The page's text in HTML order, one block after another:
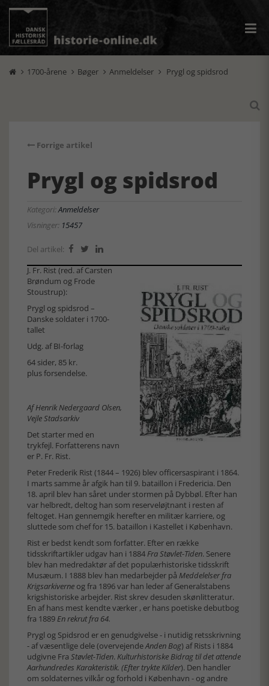
 1700-årene  Bøger  Anmeldelser  Prygl og spidsrod

Forrige artikel
Prygl og spidsrod
Kategori:Anmeldelser
Visninger: 15457
Del artikel:   
J. Fr. Rist (red. af Carsten
Brøndum og Frode
Stoustrup):
Prygl og spidsrod –
Danske soldater i 1700-
tallet
Udg. af BI-forlag
64 sider, 85 kr.
plus forsendelse.
Af Henrik Nedergaard Olsen,
Vejle Stadsarkiv
Det starter med en
trykfejl. Forfatterens navn
er P. Fr. Rist.
Peter Frederik Rist (1844 – 1926) blev officersaspirant i 1864.
I marts samme år afgik han til 9. bataillon i Fredericia. Den
18. april blev han såret under stormen på Dybbøl. Efter han
var helbredt, deltog han som reserveløjtnant i resten af
feltoget. Han gennemgik herefter en militær karriere, og
sluttede som chef for 15. bataillon i Kastellet i København.
Rist er bedst kendt som forfatter. Efter en række
tidsskriftartikler udgav han i 1884Fra Støvlet-Tiden. Senere
blev han medredaktør af det populærhistoriske tidsskrift
Musæum. I 1888 blev han medarbejder på Meddelelser fra
Krigsarkiverne og fra 1896 var han leder af Generalstabens
krigshistoriske arbejder. Rist skrev desuden skønlitteratur.
En af hans mest kendte værker , er hans poetiske debutbog
fra 1889En rekrut fra 64.
Prygl og Spidsrod er en genudgivelse - i nutidig retsskrivning
- af væsentlige dele (overvejendeAnden Bog) af Rists i 1884
udgivne Fra Støvlet-Tiden. Kulturhistoriske Bidrag til det attende
Aarhundredes Karakteristik. (Efter trykte Kilder). Den handler
om soldaternes vilkår og forhold i København - og andre